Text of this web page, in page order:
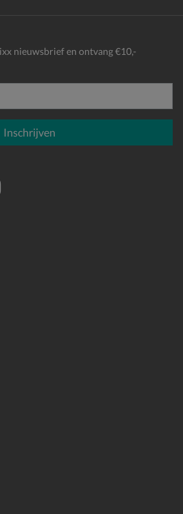
nieuwsbrief en ontvang €10,-
Inschrijven